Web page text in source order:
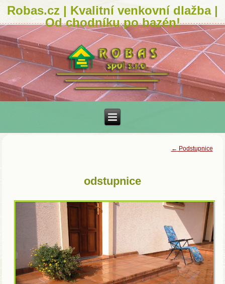
Robas.cz | Kvalitní venkovní dlažba |
Od chodníku po bazén!
← Podstupnice
odstupnice